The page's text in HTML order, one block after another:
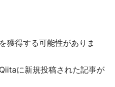
獲得する可能性がありま
に新規投稿された記事が